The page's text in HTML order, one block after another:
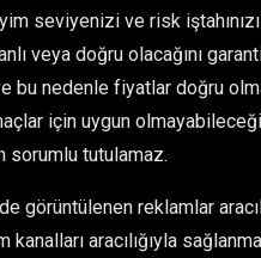
seviyenizi ve risk
veya doğru olacağını
bu nedenle fiyatlar doğru
için uygun
sorumlu tutulamaz.
görüntülenen reklamlar
aracılığıyla